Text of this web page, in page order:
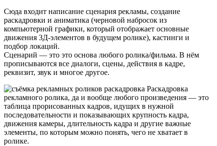
Сюда входит написание сценария рекламы, создание
раскадровки и аниматика (черновой набросок из
компьютерной графики, который отображает основные
движения 3Д-элементов в будущем ролике), кастинги и
подбор локаций.
Сценарий — это это основа любого ролика/фильма. В нём
прописываются все диалоги, сцены, действия в кадре,
реквизит, звук и многое другое.
Раскадровка
рекламного ролика, да и вообще любого произведения — это
таблица прорисованных кадров, идущих в нужной
последовательности и показывающих крупность кадра,
движения камеры, длительность кадра и другие важные
элементы, по которым можно понять, чего не хватает в
ролике.